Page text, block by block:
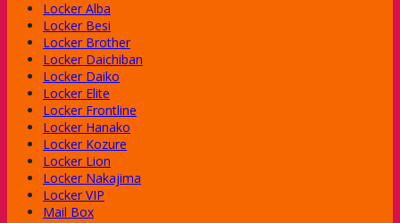
Locker Alba
Locker Besi
Locker Brother
Locker Daichiban
Locker Daiko
Locker Elite
Locker Frontline
Locker Hanako
Locker Kozure
Locker Lion
Locker Nakajima
Locker VIP
Mail Box